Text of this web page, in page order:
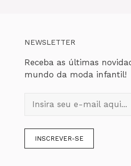
NEWSLETTER
Receba as últimas
mundo da moda infantil!